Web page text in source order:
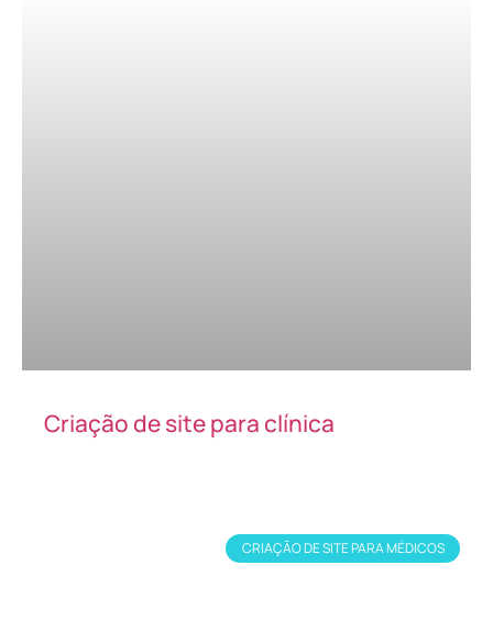
Criação de site para clínica
CRIAÇÃO DE SITE PARA MÉDICOS